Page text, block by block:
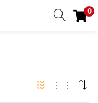
0
REGISTRARSE